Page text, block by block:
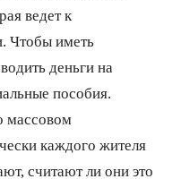
ведет к
Чтобы иметь
деньги на
пособия.
массовом
каждого жителя
считают ли они это